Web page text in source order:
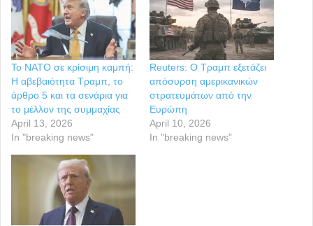
Το ΝΑΤΟ σε κρίσιμη καμπή:
Η αβεβαιότητα Τραμπ, το
άρθρο 5 και τα σενάρια για
το μέλλον της συμμαχίας
April 13, 2026
In "breaking news"
Reuters: Ο Τραμπ εξετάζει
απόσυρση αμερικανικών
στρατευμάτων από την
Ευρώπη
April 10, 2026
In "breaking news"